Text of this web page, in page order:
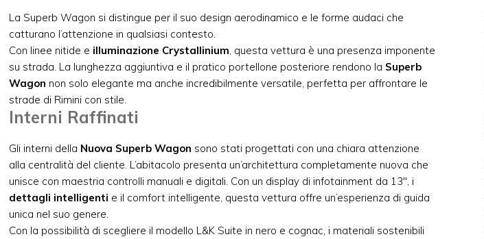
La Superb Wagon si distingue per il suo design aerodinamico e le forme audaci che
catturano l’attenzione in qualsiasi contesto.
Con linee nitide e illuminazione Crystallinium, questa vettura è una presenza imponente
su strada. La lunghezza aggiuntiva e il pratico portellone posteriore rendono la Superb
Wagon non solo elegante ma anche incredibilmente versatile, perfetta per affrontare le
strade di Rimini con stile.
Interni Raffinati
Gli interni della Nuova Superb Wagon sono stati progettati con una chiara attenzione
alla centralità del cliente. L’abitacolo presenta un’architettura completamente nuova che
unisce con maestria controlli manuali e digitali. Con un display di infotainment da 13″, i
dettagli intelligenti e il comfort intelligente, questa vettura offre un’esperienza di guida
unica nel suo genere.
Con la possibilità di scegliere il modello L&K Suite in nero e cognac, i materiali sostenibili